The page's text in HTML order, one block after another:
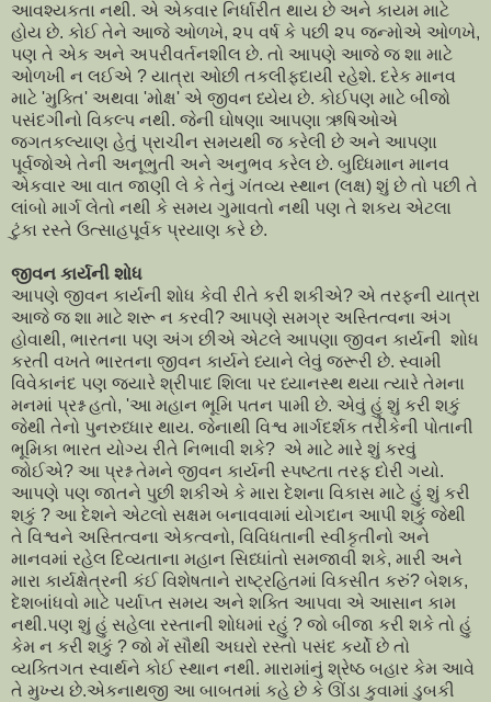
આવશ્યકતા નથી. એ એકવાર નિર્ધારીત થાય છે અને કાયમ માટે
હોય છે. કોઈ તેને આજે ઓળખે, ૨૫ વર્ષ કે પછી ૨૫ જન્મોએ ઓળખે,
પણ તે એક અને અપરીવર્તનશીલ છે. તો આપણે આજે જ શા માટે
ઓળખી ન લઈએ ? યાત્રા ઓછી તકલીફદાયી રહેશે. દરેક માનવ
માટે 'મુક્તિ' અથવા 'મોક્ષ' એ જીવન ધ્યેય છે. કોઈપણ માટે બીજો
પસંદગીનો વિકલ્પ નથી. જેની ઘોષણા આપણા ઋષિઓએ
જગતકલ્યાણ હેતું પ્રાચીન સમયથી જ કરેલી છે અને આપણા
પૂર્વજોએ તેની અનૂભુતી અને અનુભવ કરેલ છે. બુધ્ધિમાન માનવ
એકવાર આ વાત જાણી લે કે તેનું ગંતવ્ય સ્થાન (લક્ષ) શું છે તો પછી તે
લાંબો માર્ગ લેતો નથી કે સમય ગુમાવતો નથી પણ તે શકય એટલા
ટુંકા રસ્તે ઉત્સાહપૂર્વક પ્રયાણ કરે છે.
જીવન કાર્યની શોધ
આપણે જીવન કાર્યની શોધ કેવી રીતે કરી શકીએ? એ તરફની યાત્રા
આજે જ શા માટે શરૂ ન કરવી? આપણે સમગ્ર અસ્તિત્વના અંગ
હોવાથી, ભારતના પણ અંગ છીએ એટલે આપણા જીવન કાર્યની શોધ
કરતી વખતે ભારતના જીવન કાર્યને ધ્યાને લેવું જરૂરી છે. સ્વામી
વિવેકાનંદ પણ જયારે શ્રીપાદ શિલા પર ધ્યાનસ્થ થયા ત્યારે તેમના
મનમાં પ્રશ્ન હતો, 'આ મહાન ભૂમિ પતન પામી છે. એવું હું શું કરી શકું
જેથી તેનો પુનરુધ્ધાર થાય. જેનાથી વિશ્વ માર્ગદર્શક તરીકેની પોતાની
ભૂમિકા ભારત યોગ્ય રીતે નિભાવી શકે? એ માટે મારે શું કરવું
જોઈએ? આ પ્રશ્ન તેમને જીવન કાર્યની સ્પષ્ટતા તરફ દોરી ગયો.
આપણે પણ જાતને પુછી શકીએ કે મારા દેશના વિકાસ માટે હું શું કરી
શકું ? આ દેશને એટલો સક્ષમ બનાવવામાં યોગદાન આપી શકું જેથી
તે વિશ્વને અસ્તિત્વના એકત્વનો, વિવિધતાની સ્વીકૃતીનો અને
માનવમાં રહેલ દિવ્યતાના મહાન સિધ્ધાંતો સમજાવી શકે, મારી અને
મારા કાર્યક્ષેત્રની કંઈ વિશેષતાને રાષ્ટ્રહિતમાં વિકસીત કરું? બેશક,
દેશબાંધવો માટે પર્યાપ્ત સમય અને શક્તિ આપવા એ આસાન કામ
નથી.પણ શું હું સહેલા રસ્તાની શોધમાં રહું ? જો બીજા કરી શકે તો હું
કેમ ન કરી શકું ? જો મેં સૌથી અઘરો રસ્તો પસંદ કર્યો છે તો
વ્યક્તિગત સ્વાર્થને કોઈ સ્થાન નથી. મારામાંનું શ્રેષ્ઠ બહાર કેમ આવે
તે મુખ્ય છે.એકનાથજી આ બાબતમાં કહે છે કે ઊંડા કુવામાં ડુબકી